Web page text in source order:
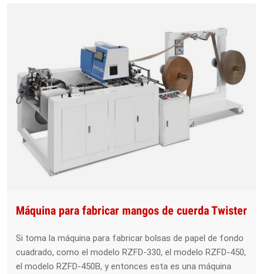
Máquina para fabricar mangos de cuerda Twister
Si toma la máquina para fabricar bolsas de papel de fondo
cuadrado, como el modelo RZFD-330, el modelo RZFD-450,
el modelo RZFD-450B, y entonces esta es una máquina